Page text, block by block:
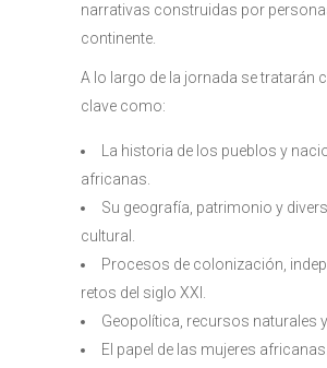
narrativas construidas por
continente.
A lo largo de la jornada se tratarán
clave como:
La historia de los pueblos y
africanas.
Su geografía, patrimonio y
cultural.
Procesos de colonización,
retos del siglo XXI.
Geopolítica, recursos naturales
El papel de las mujeres africanas.